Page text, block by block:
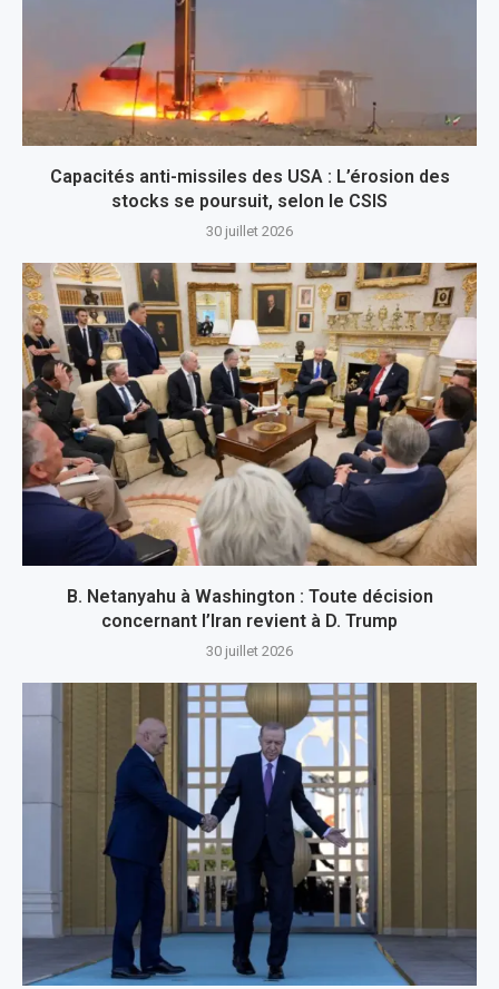
Capacités anti-missiles des USA : L’érosion des
stocks se poursuit, selon le CSIS
30 juillet 2026
B. Netanyahu à Washington : Toute décision
concernant l’Iran revient à D. Trump
30 juillet 2026